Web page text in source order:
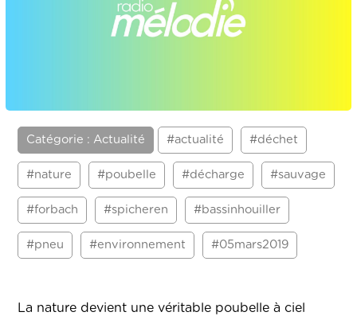
Catégorie : Actualité #actualité #déchet
#nature #poubelle #décharge #sauvage
#forbach #spicheren #bassinhouiller
#pneu #environnement #05mars2019
La nature devient une véritable poubelle à ciel